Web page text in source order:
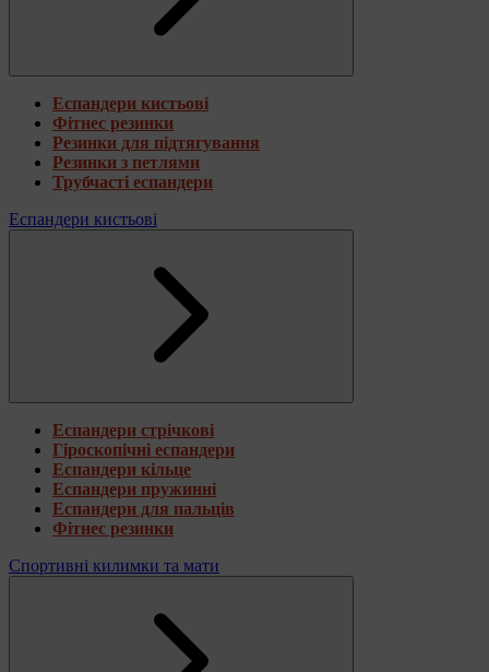
Еспандери кистьові
Фітнес резинки
Резинки для підтягування
Резинки з петлями
Трубчасті еспандери
Еспандери кистьові
Еспандери стрічкові
Гіроскопічні еспандери
Еспандери кільце
Еспандери пружинні
Еспандери для пальців
Фітнес резинки
Спортивні килимки та мати